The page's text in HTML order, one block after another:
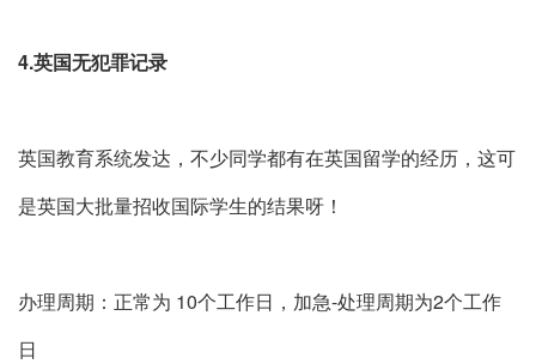
4.英国无犯罪记录
英国教育系统发达，不少同学都有在英国留学的经历，这可
是英国大批量招收国际学生的结果呀！
办理周期：正常为 10个工作日，加急-处理周期为2个工作
日